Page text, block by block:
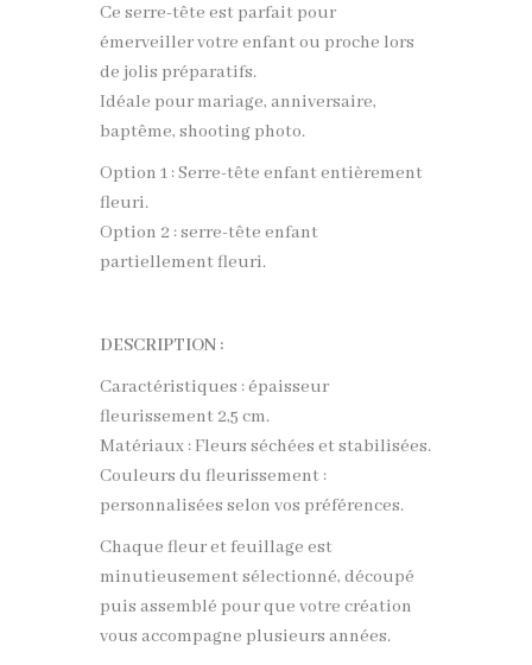
Ce serre-tête est parfait pour
émerveiller votre enfant ou proche lors
de jolis préparatifs.
Idéale pour mariage, anniversaire,
baptême, shooting photo.
Option 1 : Serre-tête enfant entièrement
fleuri.
Option 2 : serre-tête enfant
partiellement fleuri.
DESCRIPTION :
Caractéristiques : épaisseur
fleurissement 2,5 cm.
Matériaux : Fleurs séchées et stabilisées.
Couleurs du fleurissement :
personnalisées selon vos préférences.
Chaque fleur et feuillage est
minutieusement sélectionné, découpé
puis assemblé pour que votre création
vous accompagne plusieurs années.